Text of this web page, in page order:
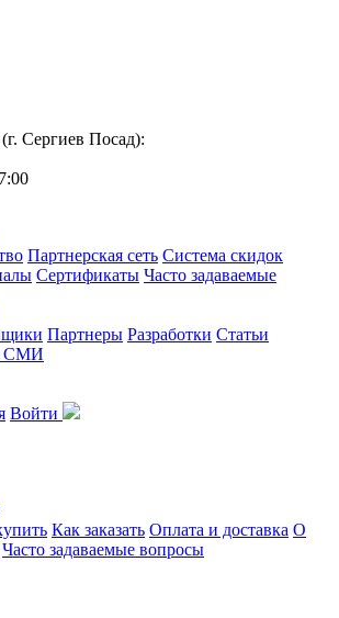
Сергиев Посад):
Партнерская сеть Система скидок
Сертификаты Часто задаваемые
Партнеры Разработки Статьи
СМИ
Войти
Как заказать Оплата и доставка О
Часто задаваемые вопросы